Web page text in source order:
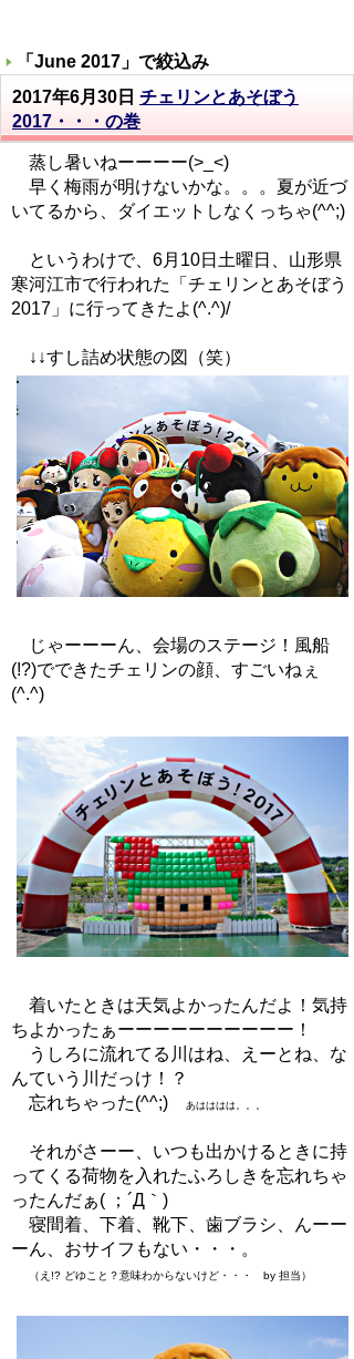
「 June 2017 」で絞込み
2017年6月30日 チェリンとあそぼう
2017・・・の巻
蒸し暑いねーーーー(>_<)
早く梅雨が明けないかな。。。夏が近づ
いてるから、ダイエットしなくっちゃ(^^;)
というわけで、6月10日土曜日、山形県
寒河江市で行われた「チェリンとあそぼう
2017」に行ってきたよ(^.^)/
↓↓すし詰め状態の図（笑）
じゃーーーん、会場のステージ！風船
(!?)でできたチェリンの顔、すごいねぇ
(^.^)
着いたときは天気よかったんだよ！気持
ちよかったぁーーーーーーーーーー！
うしろに流れてる川はね、えーとね、な
んていう川だっけ！？
忘れちゃった(^^;)
あはははは。。。
それがさーー、いつも出かけるときに持
ってくる荷物を入れたふろしきを忘れちゃ
ったんだぁ( ；´Д｀)
寝間着、下着、靴下、歯ブラシ、んーー
ーん、おサイフもない・・・。
（え!? どゆこと？意味わからないけど・・・ by 担当）